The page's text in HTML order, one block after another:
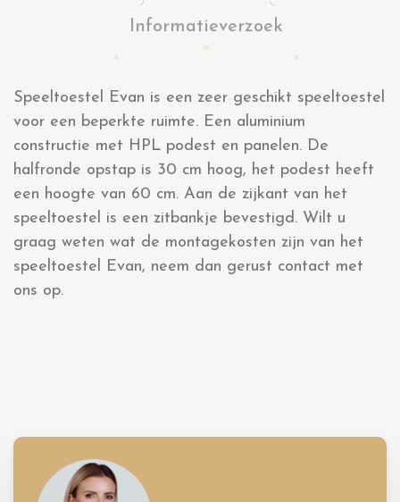
Informatieverzoek
Speeltoestel Evan is een zeer geschikt speeltoestel
voor een beperkte ruimte. Een aluminium
constructie met HPL podest en panelen. De
halfronde opstap is 30 cm hoog, het podest heeft
een hoogte van 60 cm. Aan de zijkant van het
speeltoestel is een zitbankje bevestigd. Wilt u
graag weten wat de montagekosten zijn van het
speeltoestel Evan, neem dan gerust contact met
ons op.